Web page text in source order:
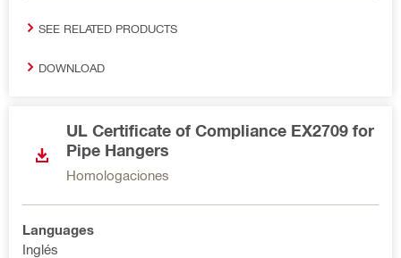
SEE RELATED PRODUCTS
DOWNLOAD
UL Certificate of Compliance EX2709 for
Pipe Hangers
Homologaciones
Languages
Inglés